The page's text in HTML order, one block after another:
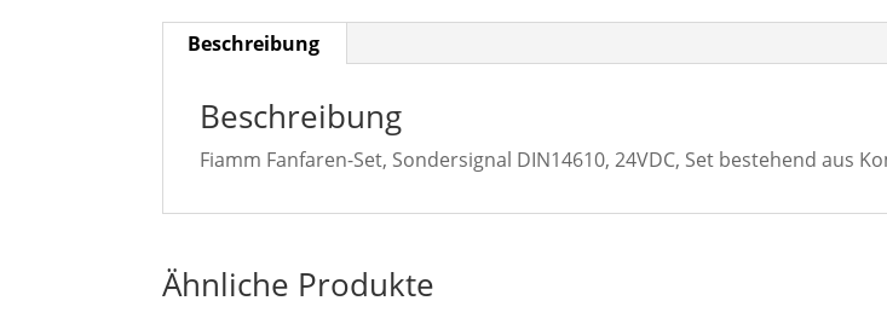
Beschreibung
Beschreibung
Fiamm Fanfaren-Set, Sondersignal DIN14610, 24VDC, Set bestehend aus
Ähnliche Produkte